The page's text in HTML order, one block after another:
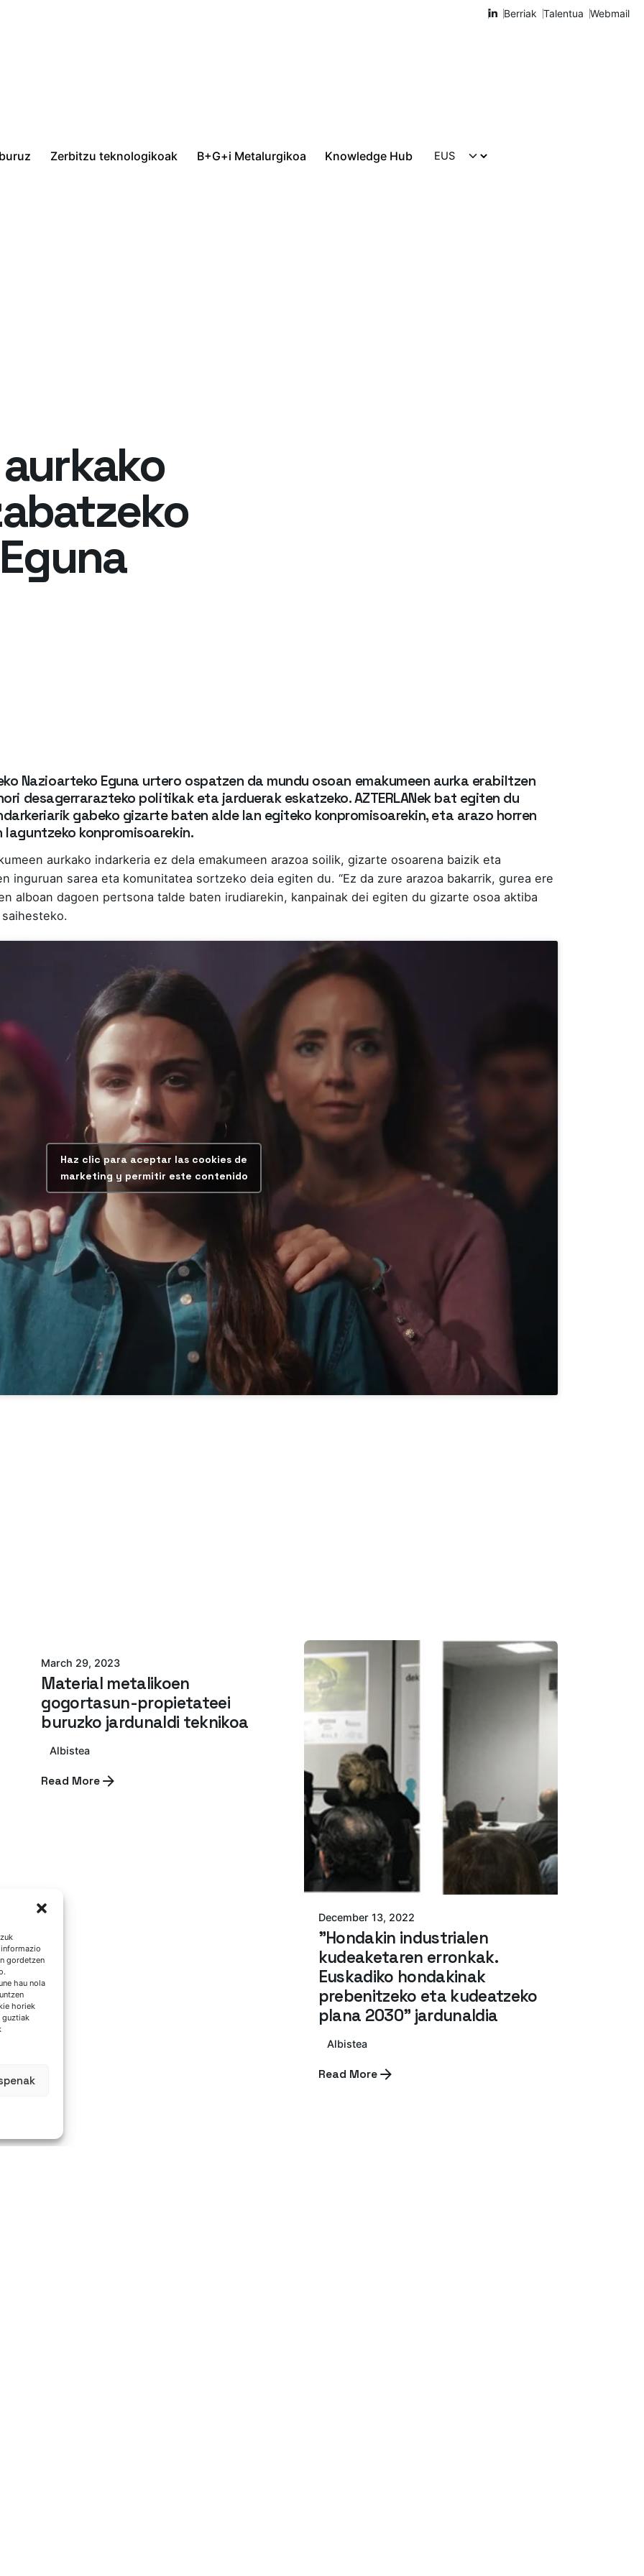
gordetzen
hau nola
horiek
guztiak
Berriak Talentua Webmail
Zerbitzu teknologikoak B+G+i Metalurgikoa Knowledge Hub
Nazioarteko Eguna urtero ospatzen da mundu osoan emakumeen aurka erabiltzen
desagerrarazteko politikak eta jarduerak eskatzeko. AZTERLANek bat egiten du
gabeko gizarte baten alde lan egiteko konpromisoarekin, eta arazo horren
konpromisoarekin.
aurkako indarkeria ez dela emakumeen arazoa soilik, gizarte osoarena baizik eta
inguruan sarea eta komunitatea sortzeko deia egiten du. “Ez da zure arazoa bakarrik, gurea ere
alboan dagoen pertsona talde baten irudiarekin, kanpainak dei egiten du gizarte osoa aktiba
Haz clic para aceptar las cookies de
marketing y permitir este contenido
March 29, 2023
Material metalikoen
gogortasun-propietateei
buruzko jardunaldi teknikoa
Albistea
Read More
Posted by
December 13, 2022
"Hondakin industrialen
kudeaketaren erronkak.
Euskadiko hondakinak
prebenitzeko eta kudeatzeko
plana 2030" jardunaldia
Albistea
Read More